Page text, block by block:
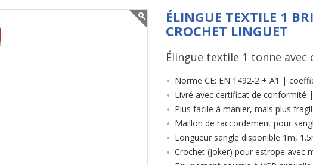
ÉLINGUE TEXTILE 1
CROCHET LINGUET
Élingue textile 1 tonne
Norme CE: EN 1492-2 + A1 |
Livré avec certificat de conformité
Plus facile à manier, mais plus
Maillon de raccordement pour
Longueur sangle disponible 1m,
Crochet (joker) pour estrope avec